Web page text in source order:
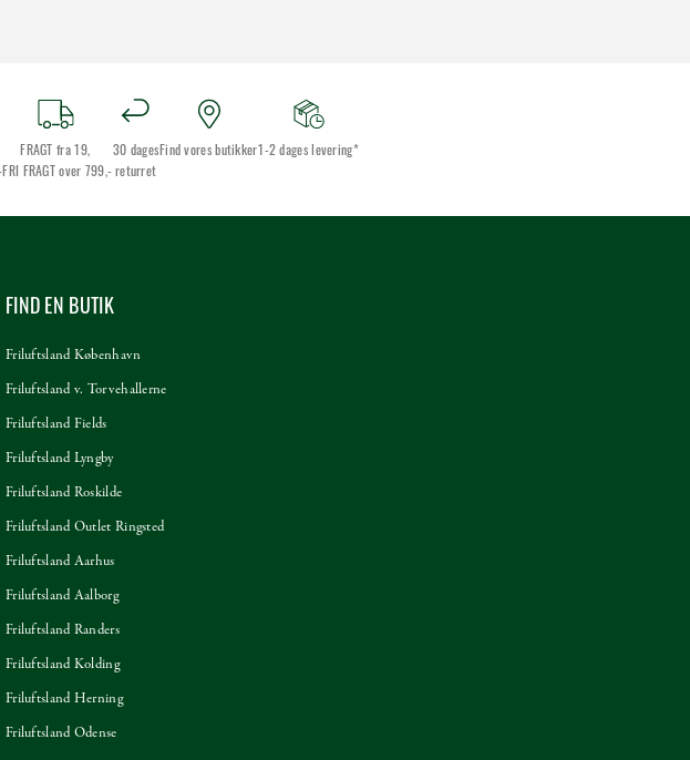
FRAGT fra 19,
FRAGT over 799,-
30 dages
returret
Find vores butikker1-2 dages levering*
FIND EN BUTIK
Friluftsland København
Friluftsland v. Torvehallerne
Friluftsland Fields
Friluftsland Lyngby
Friluftsland Roskilde
Friluftsland Outlet Ringsted
Friluftsland Aarhus
Friluftsland Aalborg
Friluftsland Randers
Friluftsland Kolding
Friluftsland Herning
Friluftsland Odense